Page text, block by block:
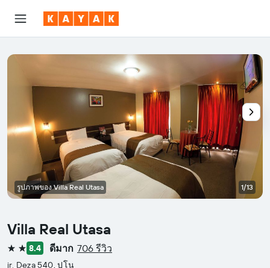
Villa Real Utasa
2 ดาว8.4 ดีมาก 706 รีวิว
jr. Deza 540, ปูโน
รูปภาพของ Villa Real Utasa 1/13